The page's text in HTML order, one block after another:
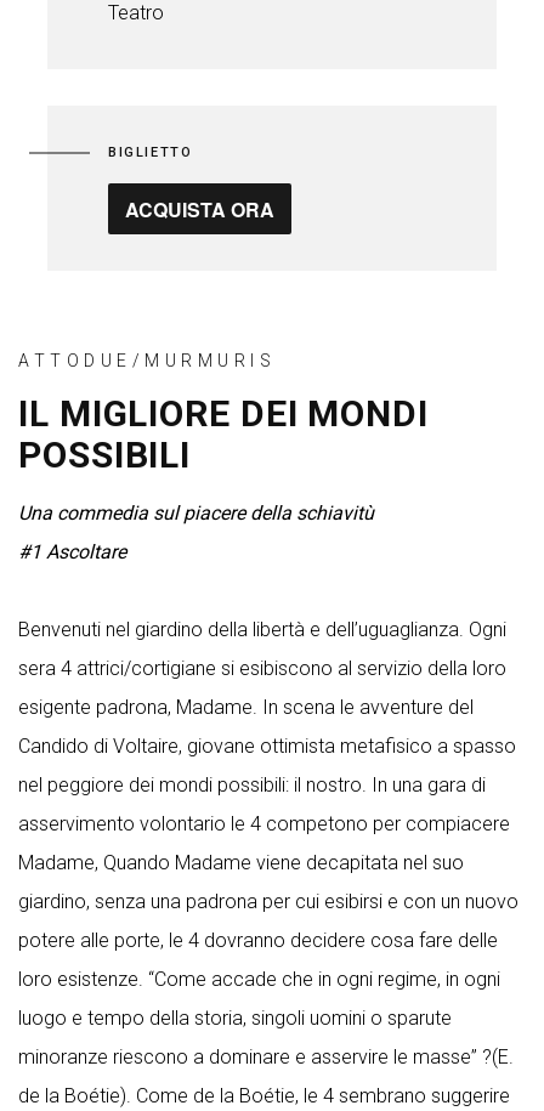
Teatro
BIGLIETTO
ACQUISTA ORA
ATTODUE/MURMURIS
IL MIGLIORE DEI MONDI
POSSIBILI
Una commedia sul piacere della schiavitù
#1 Ascoltare
Benvenuti nel giardino della libertà e dell’uguaglianza. Ogni
sera 4 attrici/cortigiane si esibiscono al servizio della loro
esigente padrona, Madame. In scena le avventure del
Candido di Voltaire, giovane ottimista metafisico a spasso
nel peggiore dei mondi possibili: il nostro. In una gara di
asservimento volontario le 4 competono per compiacere
Madame, Quando Madame viene decapitata nel suo
giardino, senza una padrona per cui esibirsi e con un nuovo
potere alle porte, le 4 dovranno decidere cosa fare delle
loro esistenze. “Come accade che in ogni regime, in ogni
luogo e tempo della storia, singoli uomini o sparute
minoranze riescono a dominare e asservire le masse” ?(E.
de la Boétie). Come de la Boétie, le 4 sembrano suggerire